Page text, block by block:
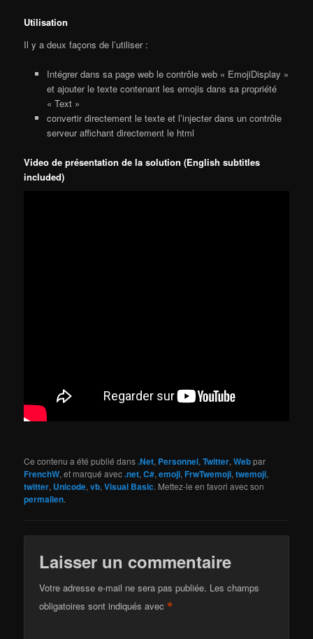
Utilisation
Il y a deux façons de l’utiliser :
Intégrer dans sa page web le contrôle web « EmojiDisplay »
et ajouter le texte contenant les emojis dans sa propriété
« Text »
convertir directement le texte et l’injecter dans un contrôle
serveur affichant directement le html
Video de présentation de la solution (English subtitles
included)
Ce contenu a été publié dans.Net, Personnel,Twitter,Webpar
FrenchW, et marqué avec.net,C#,emoji,FrwTwemoji,twemoji,
twitter, Unicode,vb,Visual Basic. Mettez-le en favori avec son
permalien.
Laisser un commentaire
Votre adresse e-mail ne sera pas publiée. Les champs
obligatoires sont indiqués avec*